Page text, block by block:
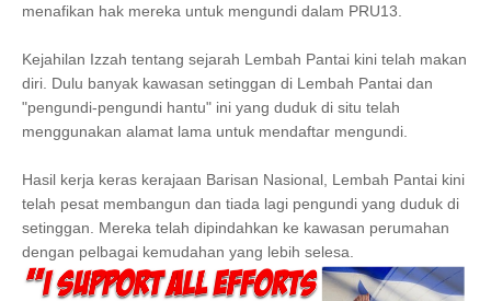
menafikan hak mereka untuk mengundi dalam PRU13.
Kejahilan Izzah tentang sejarah Lembah Pantai kini telah makan
diri. Dulu banyak kawasan setinggan di Lembah Pantai dan
"pengundi-pengundi hantu" ini yang duduk di situ telah
menggunakan alamat lama untuk mendaftar mengundi.
Hasil kerja keras kerajaan Barisan Nasional, Lembah Pantai kini
telah pesat membangun dan tiada lagi pengundi yang duduk di
setinggan. Mereka telah dipindahkan ke kawasan perumahan
dengan pelbagai kemudahan yang lebih selesa.